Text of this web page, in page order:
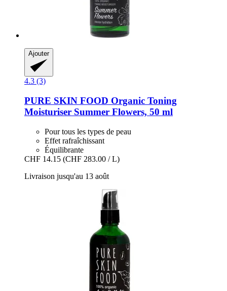
Ajouter
4.3 (3)
PURE SKIN FOOD Organic Toning
Moisturiser Summer Flowers, 50 ml
Pour tous les types de peau
Effet rafraîchissant
Équilibrante
CHF 14.15 (CHF 283.00 / L)
Livraison jusqu'au 13 août